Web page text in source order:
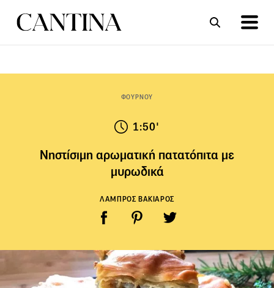
ΦΟΥΡΝΟΥ
1:50'
Νηστίσιμη αρωματική πατατόπιτα με
μυρωδικά
ΛΑΜΠΡΟΣ ΒΑΚΙΑΡΟΣ